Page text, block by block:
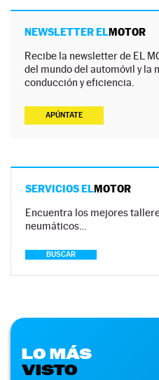
NEWSLETTER ELMOTOR
Recibe la newsletter de EL
del mundo del automóvil y la
conducción y eficiencia.
APÚNTATE
SERVICIOS ELMOTOR
Encuentra los mejores
neumáticos…
BUSCAR
LO MÁS
VISTO